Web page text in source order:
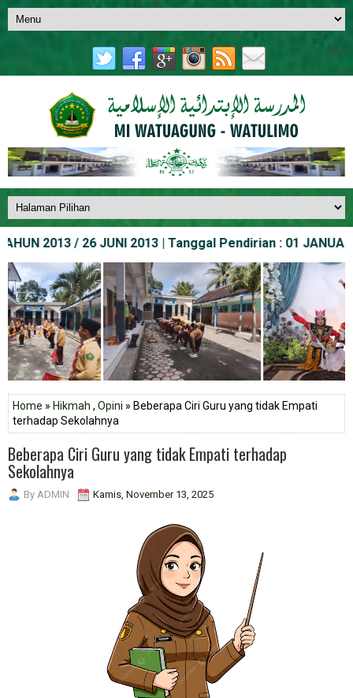
2013 / 26 JUNI 2013 | Tanggal Pendirian : 01 JANUARI
Home » Hikmah , Opini » Beberapa Ciri Guru yang tidak Empati
terhadap Sekolahnya
Beberapa Ciri Guru yang tidak Empati terhadap
Sekolahnya
By ADMIN Kamis, November 13, 2025